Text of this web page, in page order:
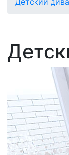
Детский